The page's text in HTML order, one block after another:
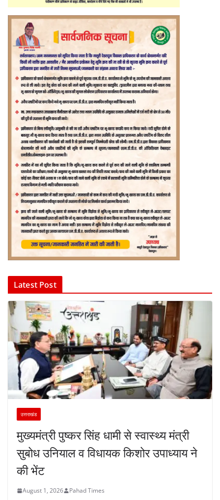
Latest Post
उत्तराखंड
मुख्यमंत्री पुष्कर सिंह धामी से स्वास्थ्य मंत्री
सुबोध उनियाल व विधायक किशोर उपाध्याय ने
की भेंट
August 1, 2026 Pahad Times